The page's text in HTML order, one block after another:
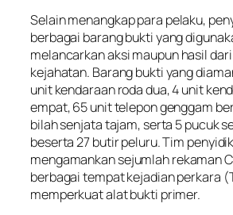
Selain menangkap para pelaku,
berbagai barang bukti yang
melancarkan aksi maupun hasil
kejahatan. Barang bukti yang
unit kendaraan roda dua, 4 unit
empat, 65 unit telepon genggam
bilah senjata tajam, serta 5 pucuk
beserta 27 butir peluru. Tim
mengamankan sejumlah rekaman
berbagai tempat kejadian perkara
memperkuat alat bukti primer.